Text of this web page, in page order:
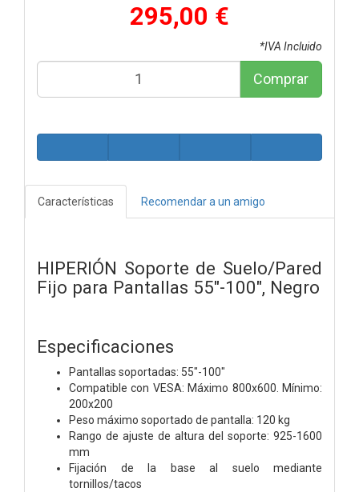
295,00 €
*IVA Incluido
Comprar
Características Recomendar a un amigo
HIPERIÓN Soporte de Suelo/Pared
Fijo para Pantallas 55"-100", Negro
Especificaciones
Pantallas soportadas: 55"-100"
Compatible con VESA: Máximo 800x600. Mínimo:
200x200
Peso máximo soportado de pantalla: 120 kg
Rango de ajuste de altura del soporte: 925-1600
mm
Fijación de la base al suelo mediante
tornillos/tacos